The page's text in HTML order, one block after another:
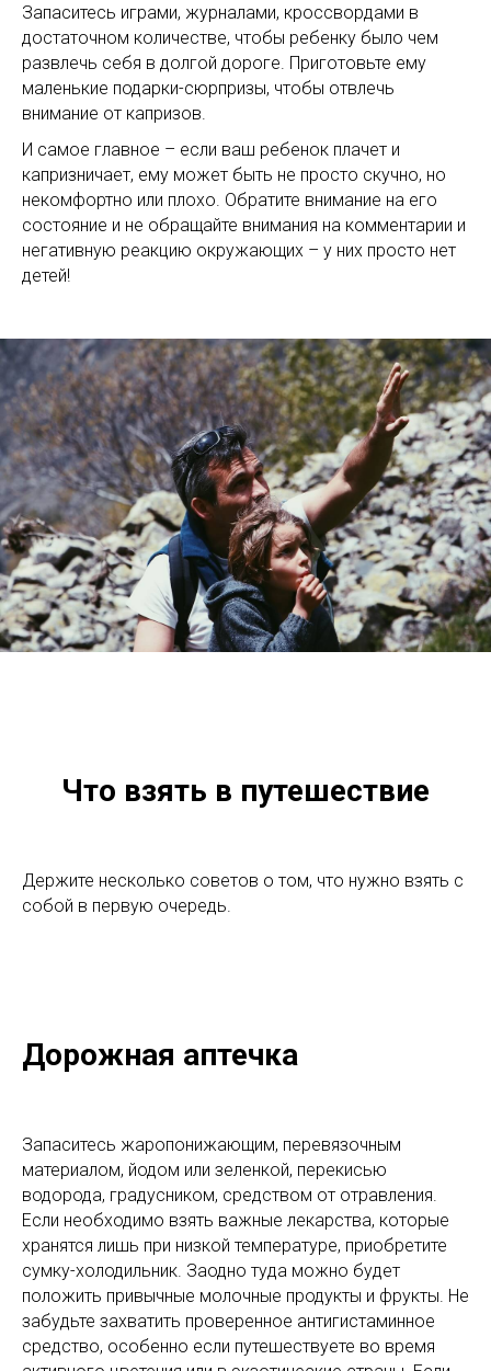
Запаситесь играми, журналами, кроссвордами в
достаточном количестве, чтобы ребенку было чем
развлечь себя в долгой дороге. Приготовьте ему
маленькие подарки-сюрпризы, чтобы отвлечь
внимание от капризов.
И самое главное – если ваш ребенок плачет и
капризничает, ему может быть не просто скучно, но
некомфортно или плохо. Обратите внимание на его
состояние и не обращайте внимания на комментарии и
негативную реакцию окружающих – у них просто нет
детей!
Что взять в путешествие
Держите несколько советов о том, что нужно взять с
собой в первую очередь.
Дорожная аптечка
Запаситесь жаропонижающим, перевязочным
материалом, йодом или зеленкой, перекисью
водорода, градусником, средством от отравления.
Если необходимо взять важные лекарства, которые
хранятся лишь при низкой температуре, приобретите
сумку-холодильник. Заодно туда можно будет
положить привычные молочные продукты и фрукты. Не
забудьте захватить проверенное антигистаминное
средство, особенно если путешествуете во время